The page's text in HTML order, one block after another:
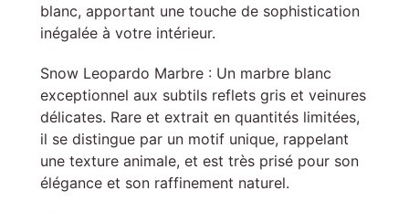
blanc, apportant une touche de sophistication
inégalée à votre intérieur.
Snow Leopardo Marbre : Un marbre blanc
exceptionnel aux subtils reflets gris et veinures
délicates. Rare et extrait en quantités limitées,
il se distingue par un motif unique, rappelant
une texture animale, et est très prisé pour son
élégance et son raffinement naturel.